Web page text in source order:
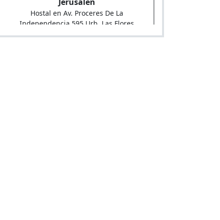
Hostal en Av. Proceres De La
Independencia 595 Urb. Las Flores
(Alt.Paradero 8 De Ac.Chacarilla)